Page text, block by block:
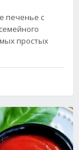
печенье с
простых